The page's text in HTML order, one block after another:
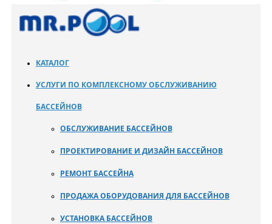
КАТАЛОГ
УСЛУГИ ПО КОМПЛЕКСНОМУ ОБСЛУЖИВАНИЮ
БАССЕЙНОВ
ОБСЛУЖИВАНИЕ БАССЕЙНОВ
ПРОЕКТИРОВАНИЕ И ДИЗАЙН БАССЕЙНОВ
РЕМОНТ БАССЕЙНА
ПРОДАЖА ОБОРУДОВАНИЯ ДЛЯ БАССЕЙНОВ
УСТАНОВКА БАССЕЙНОВ